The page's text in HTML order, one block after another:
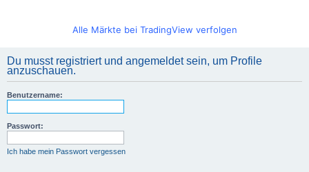
Alle Märkte bei TradingView verfolgen
Du musst registriert und angemeldet sein, um Profile
anzuschauen.
Benutzername:
Passwort:
Ich habe mein Passwort vergessen